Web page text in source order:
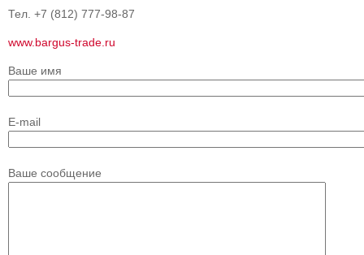
Тел. +7 (812) 777-98-87
www.bargus-trade.ru
Ваше имя
E-mail
Ваше сообщение